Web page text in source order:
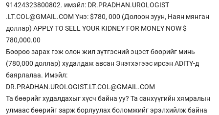
91424323800802. имэйл: DR.PRADHAN.UROLOGIST
.LT.COL@GMAIL.COM Yнэ: $780, 000 (Долоон зуун, Наян мянган
доллар) APPLY TO SELL YOUR KIDNEY FOR MONEY NOW $
780,000.00
Бөөрөө зарах гэж олон жил зүтгэсний эцэст бөөрийг минь
(780,000 доллар) худалдаж авсан Энэтхэгээс ирсэн ADITY-д
баярлалаа. Имэйл:
DR.PRADHAN.UROLOGIST.LT.COL@GMAIL.COM
Та бөөрийг худалдахыг хүсч байна уу? Та санхүүгийн хямралын
улмаас бөөрийг зарж борлуулах боломжийг эрэлхийлж байна